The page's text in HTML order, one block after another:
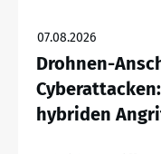
07.08.2026
Drohnen-
hybriden